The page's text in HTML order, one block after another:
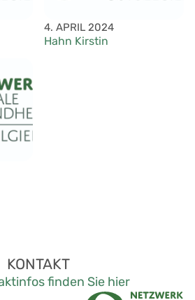
4. APRIL 2024
Hahn Kirstin
KONTAKT
finden Sie hier